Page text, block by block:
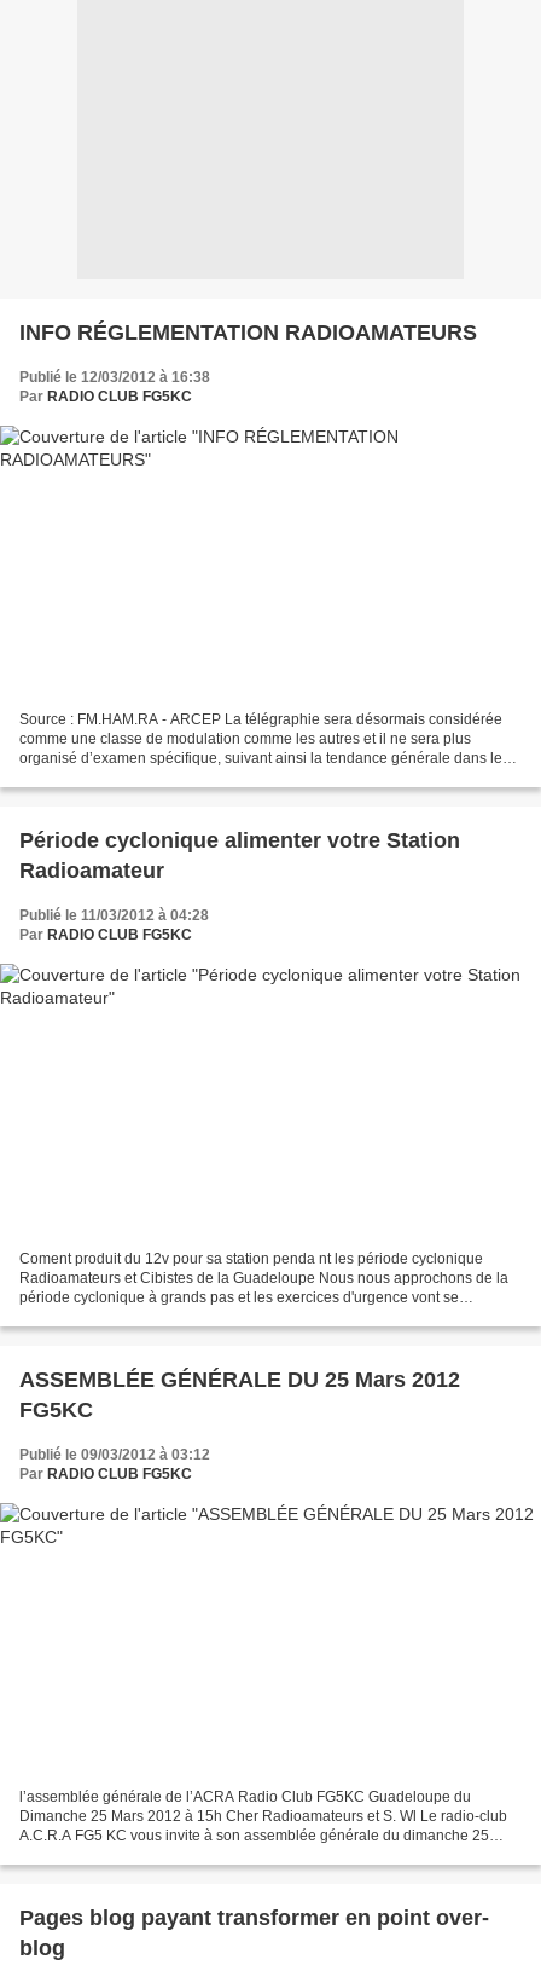
INFO RÉGLEMENTATION RADIOAMATEURS
Publié le 12/03/2012 à 16:38
Par RADIO CLUB FG5KC
Source : FM.HAM.RA - ARCEP La télégraphie sera désormais considérée
comme une classe de modulation comme les autres et il ne sera plus
organisé d’examen spécifique, suivant ainsi la tendance générale dans le
Période cyclonique alimenter votre Station
Radioamateur
Publié le 11/03/2012 à 04:28
Par RADIO CLUB FG5KC
Coment produit du 12v pour sa station penda nt les période cyclonique
Radioamateurs et Cibistes de la Guadeloupe Nous nous approchons de la
période cyclonique à grands pas et les exercices d'urgence vont se
ASSEMBLÉE GÉNÉRALE DU 25 Mars 2012
FG5KC
Publié le 09/03/2012 à 03:12
Par RADIO CLUB FG5KC
l’assemblée générale de l’ACRA Radio Club FG5KC Guadeloupe du
Dimanche 25 Mars 2012 à 15h Cher Radioamateurs et S. Wl Le radio-club
A.C.R.A FG5 KC vous invite à son assemblée générale du dimanche 25
Pages blog payant transformer en point over-
blog